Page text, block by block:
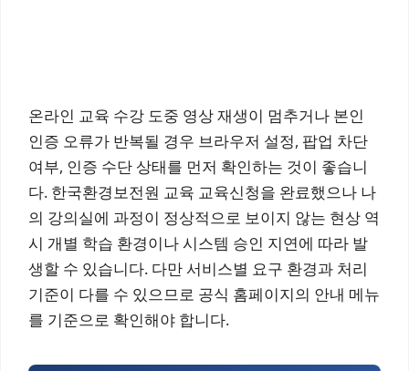
온라인 교육 수강 도중 영상 재생이 멈추거나 본인
인증 오류가 반복될 경우 브라우저 설정, 팝업 차단
여부, 인증 수단 상태를 먼저 확인하는 것이 좋습니
다. 한국환경보전원 교육 교육신청을 완료했으나 나
의 강의실에 과정이 정상적으로 보이지 않는 현상 역
시 개별 학습 환경이나 시스템 승인 지연에 따라 발
생할 수 있습니다. 다만 서비스별 요구 환경과 처리
기준이 다를 수 있으므로 공식 홈페이지의 안내 메뉴
를 기준으로 확인해야 합니다.